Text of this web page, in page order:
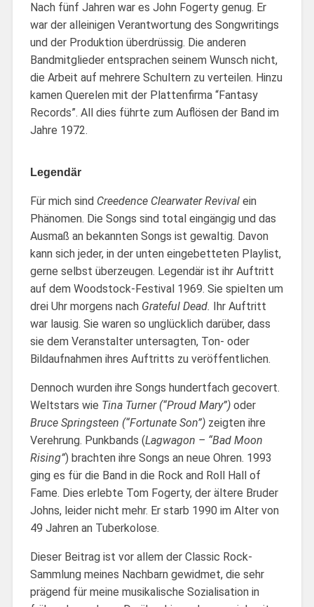
Nach fünf Jahren war es John Fogerty genug. Er
war der alleinigen Verantwortung des Songwritings
und der Produktion überdrüssig. Die anderen
Bandmitglieder entsprachen seinem Wunsch nicht,
die Arbeit auf mehrere Schultern zu verteilen. Hinzu
kamen Querelen mit der Plattenfirma “Fantasy
Records”. All dies führte zum Auflösen der Band im
Jahre 1972.
Legendär
Für mich sind Creedence Clearwater Revivalein
Phänomen. Die Songs sind total eingängig und das
Ausmaß an bekannten Songs ist gewaltig. Davon
kann sich jeder, in der unten eingebetteten Playlist,
gerne selbst überzeugen. Legendär ist ihr Auftritt
auf dem Woodstock-Festival 1969. Sie spielten um
drei Uhr morgens nach Grateful Dead.
Ihr Auftritt
war lausig. Sie waren so unglücklich darüber, dass
sie dem Veranstalter untersagten, Ton- oder
Bildaufnahmen ihres Auftritts zu veröffentlichen.
Dennoch wurden ihre Songs hundertfach gecovert.
Weltstars wie Tina Turner (“Proud Mary”)oder
Bruce Springsteen (“Fortunate Son”)zeigten ihre
Verehrung. Punkbands (Lagwagon – “Bad Moon
Rising”) brachten ihre Songs an neue Ohren. 1993
ging es für die Band in die Rock and Roll Hall of
Fame. Dies erlebte Tom Fogerty, der ältere Bruder
Johns, leider nicht mehr. Er starb 1990 im Alter von
49 Jahren an Tuberkolose.
Dieser Beitrag ist vor allem der Classic Rock-
Sammlung meines Nachbarn gewidmet, die sehr
prägend für meine musikalische Sozialisation in